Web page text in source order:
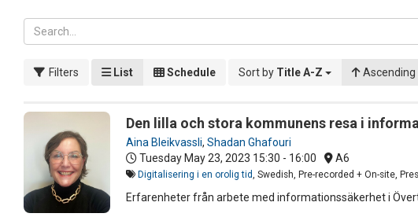
Filters List Schedule Sort by Title A-Z Ascending
Den lilla och stora kommunens resa i
Aina Bleikvassli, Shadan Ghafouri
Tuesday May 23, 2023 15:30 - 16:00 A6
Digitalisering i en orolig tid, Swedish, Pre-recorded + On-site,
Erfarenheter från arbete med informationssäkerhet i